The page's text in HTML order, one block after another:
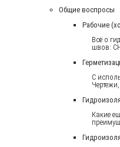
Общие воспросы
Рабочие
Всё о
швов:
С
Какие